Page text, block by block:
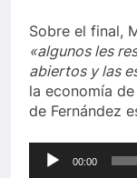
Sobre el final,
«algunos les
abiertos y las
la economía
de Fernández
Reproductor
00:00